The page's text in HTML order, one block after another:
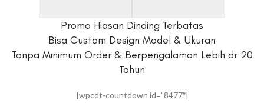
Promo Hiasan Dinding Terbatas
Bisa Custom Design Model & Ukuran
Tanpa Minimum Order & Berpengalaman Lebih dr 20
Tahun
[wpcdt-countdown id=”8477″]